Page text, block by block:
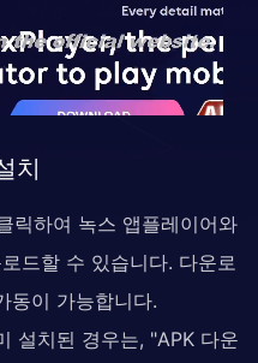
치
릭하여 녹스 앱플레이어와
드할 수 있습니다. 다운로
동이 가능합니다.
설치된 경우는, "APK 다운